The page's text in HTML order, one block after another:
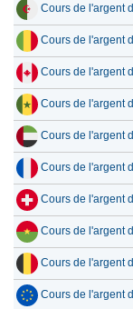
Cours de l'argent
Cours de l'argent
Cours de l'argent
Cours de l'argent
Cours de l'argent
Cours de l'argent
Cours de l'argent
Cours de l'argent
Cours de l'argent
Cours de l'argent